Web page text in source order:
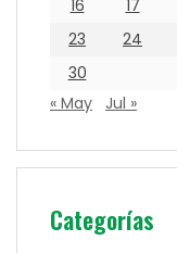
16
17
23
24
30
« May
Jul »
Categorías